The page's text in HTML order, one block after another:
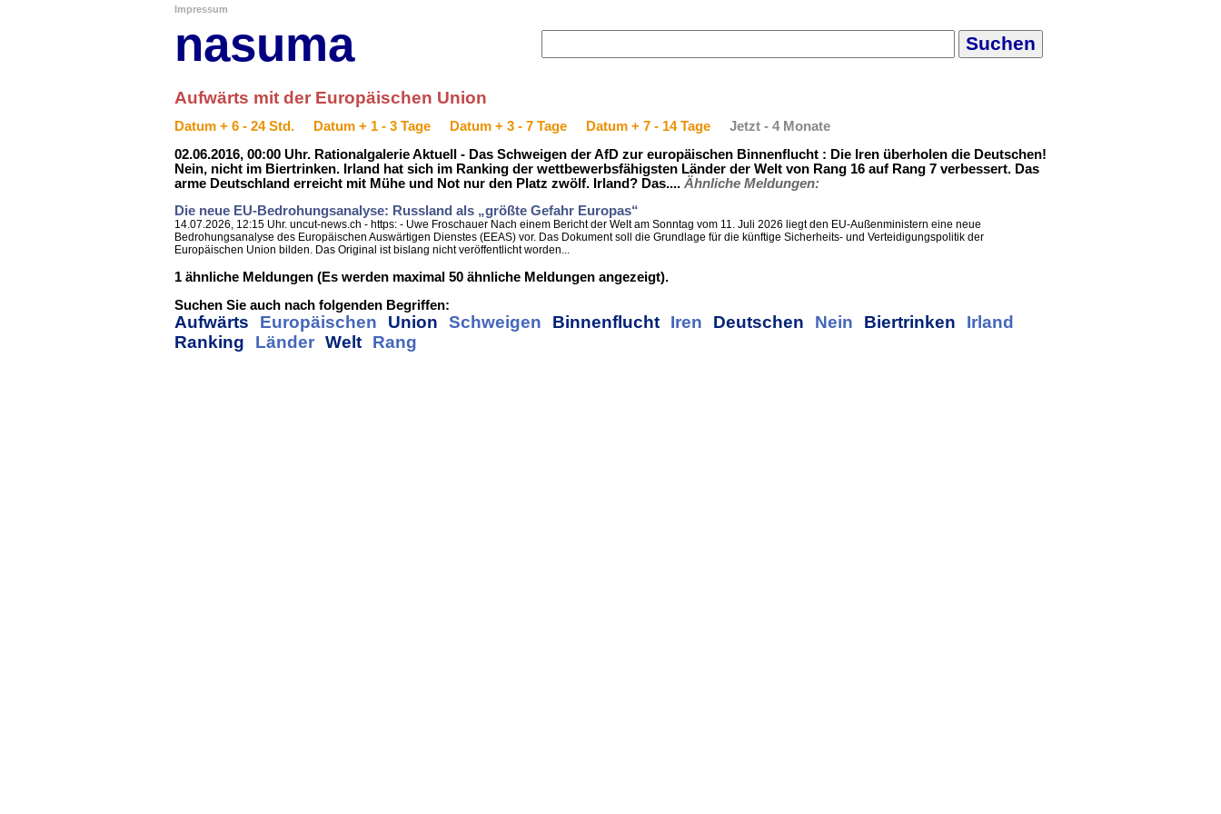
Impressum
nasuma
Aufwärts mit der Europäischen Union
Datum + 6 - 24 Std. Datum + 1 - 3 Tage Datum + 3 - 7 Tage Datum + 7 - 14 Tage
Jetzt - 4 Monate
02.06.2016, 00:00 Uhr. Rationalgalerie Aktuell - Das Schweigen der AfD zur europäischen Binnenflucht : Die Iren überholen die Deutschen!
Nein, nicht im Biertrinken. Irland hat sich im Ranking der wettbewerbsfähigsten Länder der Welt von Rang 16 auf Rang 7 verbessert. Das
arme Deutschland erreicht mit Mühe und Not nur den Platz zwölf. Irland? Das.... Ähnliche Meldungen:
Die neue EU-Bedrohungsanalyse: Russland als „größte Gefahr Europas“
14.07.2026, 12:15 Uhr. uncut-news.ch - https: - Uwe Froschauer Nach einem Bericht der Welt am Sonntag vom 11. Juli 2026 liegt den EU-Außenministern eine neue
Bedrohungsanalyse des Europäischen Auswärtigen Dienstes (EEAS) vor. Das Dokument soll die Grundlage für die künftige Sicherheits- und Verteidigungspolitik der
Europäischen Union bilden. Das Original ist bislang nicht veröffentlicht worden...
1 ähnliche Meldungen (Es werden maximal 50 ähnliche Meldungen angezeigt).
Suchen Sie auch nach folgenden Begriffen:
Aufwärts Europäischen Union Schweigen Binnenflucht Iren Deutschen Nein Biertrinken
Irland
Ranking
Länder Welt Rang